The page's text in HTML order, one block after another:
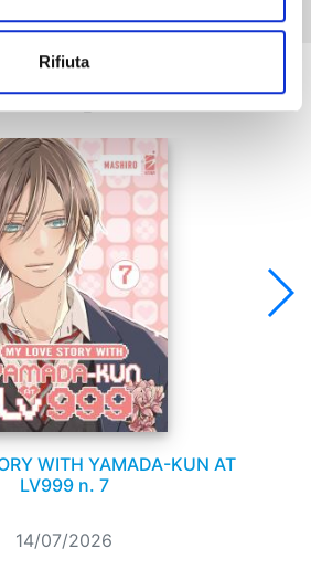
Rifiuta
prova anche:
WITH YAMADA-KUN AT
LV999 n. 7
14/07/2026